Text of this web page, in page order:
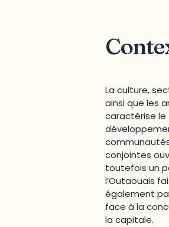
La culture,
ainsi que les
caractérise le
conjointes
toutefois un
l’Outaouais
également
face à la
la capitale.